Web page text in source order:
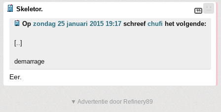
Skeletor.
Op zondag 25 januari 2015 19:17 schreef chufi het volgende:
[..]
demarrage
Eer.
▼ Advertentie door Refinery89